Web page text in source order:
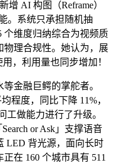
增 AI 构图（Reframe）
。系统只承担随机抽
个维度归纳综合为视频质
物理合规性。她认为，展
，利用量也同步增加！
金融巨鳄的掌舵者。
程度，同比下降 11%，
工做能力进行了升级。
or Ask」支撑语音
LED 背光源，面向长时
在 160 个城市具有 511